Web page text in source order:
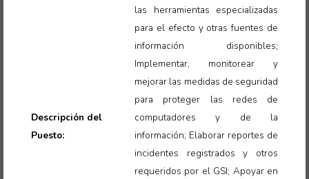
Descripción del
Puesto:
las herramientas especializadas
para el efecto y otras fuentes de
información disponibles;
Implementar, monitorear y
mejorar las medidas de seguridad
para proteger las redes de
computadores y de la
información; Elaborar reportes de
incidentes registrados y otros
requeridos por el GSI; Apoyar en